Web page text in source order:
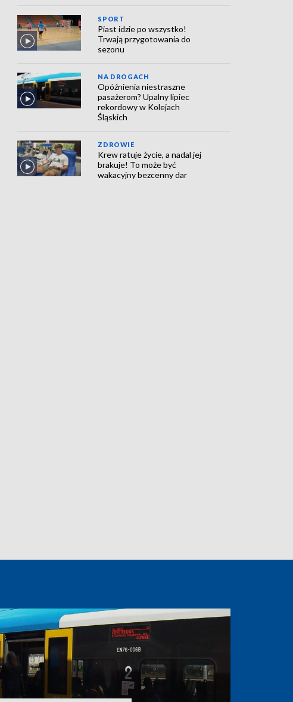
SPORT
Piast idzie po wszystko!
Trwają przygotowania do
sezonu
NA DROGACH
Opóźnienia niestraszne
pasażerom? Upalny lipiec
rekordowy w Kolejach
Śląskich
ZDROWIE
Krew ratuje życie, a nadal jej
brakuje! To może być
wakacyjny bezcenny dar